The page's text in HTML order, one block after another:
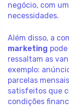
negócio, com
necessidades.
Além disso, a
marketing
ressaltam as
exemplo:
parcelas
satisfeitos que
condições